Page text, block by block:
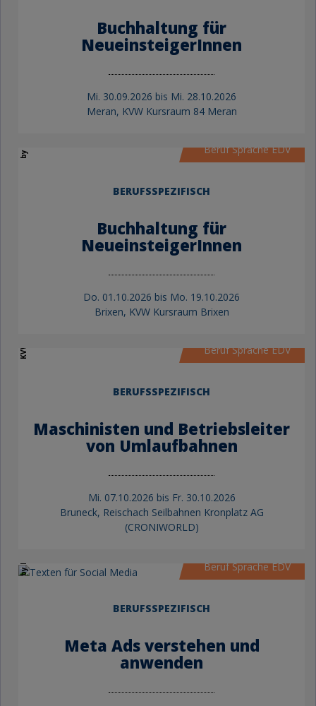
Buchhaltung für
NeueinsteigerInnen
Mi. 30.09.2026 bis Mi. 28.10.2026
Meran, KVW Kursraum 84 Meran
Beruf Sprache EDV
BERUFSSPEZIFISCH
Buchhaltung für
NeueinsteigerInnen
Do. 01.10.2026 bis Mo. 19.10.2026
Brixen, KVW Kursraum Brixen
KVW Bildung Beruf Sprache EDV
BERUFSSPEZIFISCH
Maschinisten und Betriebsleiter
von Umlaufbahnen
Mi. 07.10.2026 bis Fr. 30.10.2026
Bruneck, Reischach Seilbahnen Kronplatz AG
(CRONIWORLD)
by KVW Bildung Beruf Sprache EDV
BERUFSSPEZIFISCH
Meta Ads verstehen und
anwenden